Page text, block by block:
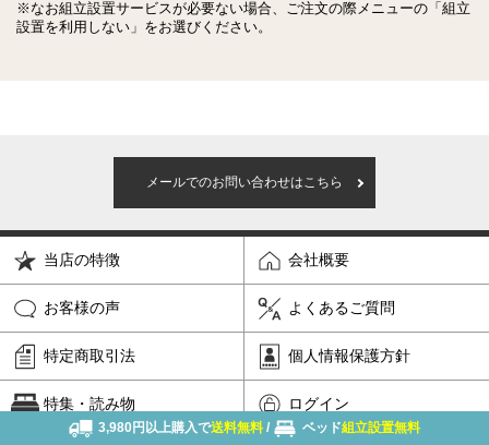
※なお組立設置サービスが必要ない場合、ご注文の際メニューの「組立
設置を利用しない」をお選びください。
メールでのお問い合わせはこちら
当店の特徴 会社概要
お客様の声 よくあるご質問
特定商取引法 個人情報保護方針
特集・読み物 ログイン
3,980円以上購入で送料無料 / ベッド組立設置無料